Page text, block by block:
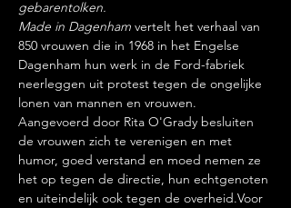
gebarentolken.
Made in Dagenham vertelt het verhaal van
850 vrouwen die in 1968 in het Engelse
Dagenham hun werk in de Ford-fabriek
neerleggen uit protest tegen de ongelijke
lonen van mannen en vrouwen.
Aangevoerd door Rita O'Grady besluiten
de vrouwen zich te verenigen en met
humor, goed verstand en moed nemen ze
het op tegen de directie, hun echtgenoten
en uiteindelijk ook tegen de overheid.Voor